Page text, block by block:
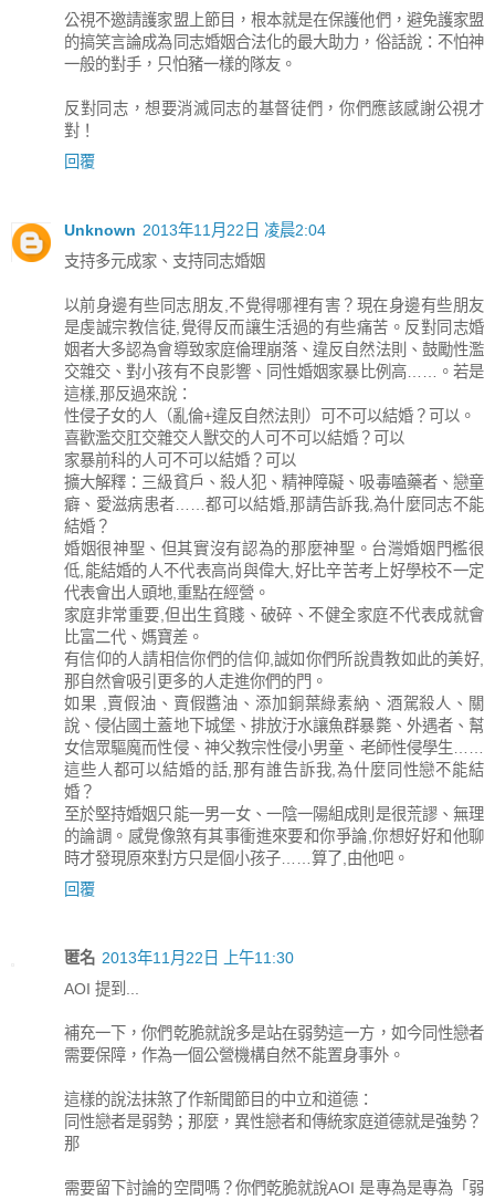
公視不邀請護家盟上節目，根本就是在保護他們，避免護家盟
的搞笑言論成為同志婚姻合法化的最大助力，俗話說：不怕神
一般的對手，只怕豬一樣的隊友。
反對同志，想要消滅同志的基督徒們，你們應該感謝公視才
對！
回覆
Unknown 2013年11月22日 凌晨2:04
支持多元成家、支持同志婚姻
以前身邊有些同志朋友,不覺得哪裡有害？現在身邊有些朋友
是虔誠宗教信徒,覺得反而讓生活過的有些痛苦。反對同志婚
姻者大多認為會導致家庭倫理崩落、違反自然法則、鼓勵性濫
交雜交、對小孩有不良影響、同性婚姻家暴比例高……。若是
這樣,那反過來說：
性侵子女的人（亂倫+違反自然法則）可不可以結婚？可以。
喜歡濫交肛交雜交人獸交的人可不可以結婚？可以
家暴前科的人可不可以結婚？可以
擴大解釋：三級貧戶、殺人犯、精神障礙、吸毒嗑藥者、戀童
癖、愛滋病患者……都可以結婚,那請告訴我,為什麼同志不能
結婚？
婚姻很神聖、但其實沒有認為的那麼神聖。台灣婚姻門檻很
低,能結婚的人不代表高尚與偉大,好比辛苦考上好學校不一定
代表會出人頭地,重點在經營。
家庭非常重要,但出生貧賤、破碎、不健全家庭不代表成就會
比富二代、媽寶差。
有信仰的人請相信你們的信仰,誠如你們所說貴教如此的美好,
那自然會吸引更多的人走進你們的門。
如果 ,賣假油、賣假醬油、添加銅葉綠素納、酒駕殺人、關
說、侵佔國土蓋地下城堡、排放汙水讓魚群暴斃、外遇者、幫
女信眾驅魔而性侵、神父教宗性侵小男童、老師性侵學生……
這些人都可以結婚的話,那有誰告訴我,為什麼同性戀不能結
婚？
至於堅持婚姻只能一男一女、一陰一陽組成則是很荒謬、無理
的論調。感覺像煞有其事衝進來要和你爭論,你想好好和他聊
時才發現原來對方只是個小孩子……算了,由他吧。
回覆
匿名 2013年11月22日 上午11:30
AOI 提到...
補充一下，你們乾脆就說多是站在弱勢這一方，如今同性戀者
需要保障，作為一個公營機構自然不能置身事外。
這樣的說法抹煞了作新聞節目的中立和道德：
同性戀者是弱勢；那麼，異性戀者和傳統家庭道德就是強勢？
那
需要留下討論的空間嗎？你們乾脆就說AOI 是專為是專為「弱